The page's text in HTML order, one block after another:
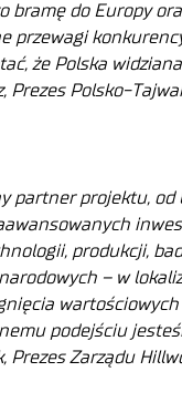
bramę do Europy
przewagi
że Polska
Prezes Polsko-
partner projektu,
produkcji,
– w
podejściu
Zarządu